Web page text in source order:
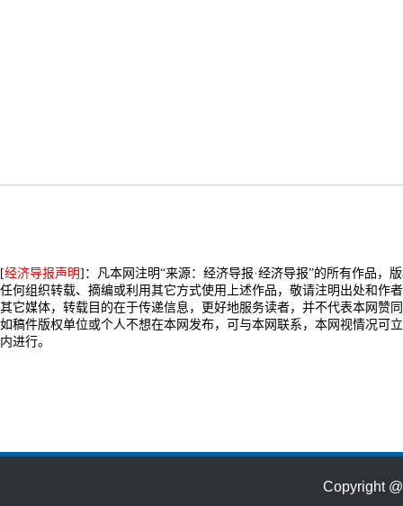
[经济导报声明]：凡本网注明“来源：经济导报·经济导报”的所有作品，
任何组织转载、摘编或利用其它方式使用上述作品，敬请注明出处和作
其它媒体，转载目的在于传递信息，更好地服务读者，并不代表本网赞
如稿件版权单位或个人不想在本网发布，可与本网联系，本网视情况可
内进行。
Copyright